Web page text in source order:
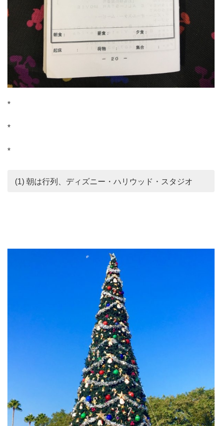
*
*
*
(1) 朝は行列、ディズニー・ハリウッド・スタジオ